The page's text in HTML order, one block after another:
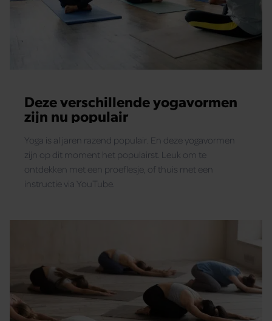
Deze verschillende yogavormen
zijn nu populair
Yoga is al jaren razend populair. En deze yogavormen
zijn op dit moment het populairst. Leuk om te
ontdekken met een proeflesje, of thuis met een
instructie via YouTube.